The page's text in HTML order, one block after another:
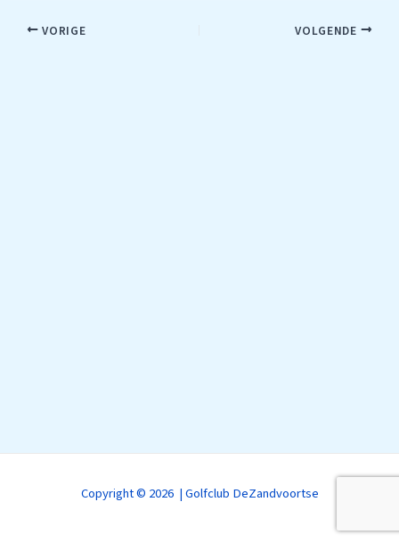
BerichtVORIGE VOLGENDE
Copyright © 2026 | Golfclub DeZandvoortse